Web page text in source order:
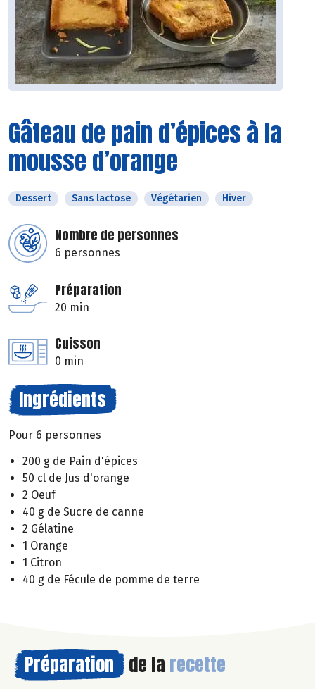
Gâteau de pain d’épices à la
mousse d’orange
Dessert Sans lactose Végétarien Hiver
Nombre de personnes
6 personnes
Préparation
20 min
Cuisson
0 min
Ingrédients
Pour 6 personnes
200 g de Pain d'épices
50 cl de Jus d'orange
2 Oeuf
40 g de Sucre de canne
2 Gélatine
1 Orange
1 Citron
40 g de Fécule de pomme de terre
Préparation de la recette